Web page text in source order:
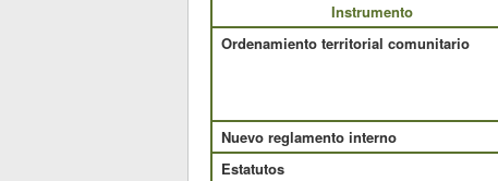
Instrumento
Ordenamiento territorial comunitario
Nuevo reglamento interno
Estatutos